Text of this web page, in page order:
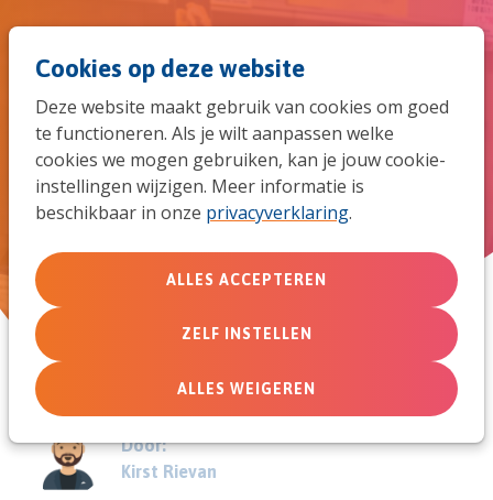
Cookies op deze website
Deze website maakt gebruik van cookies om goed
te functioneren. Als je wilt aanpassen welke
cookies we mogen gebruiken, kan je jouw cookie-
instellingen wijzigen. Meer informatie is
beschikbaar in onze privacyverklaring.
ALLES ACCEPTEREN
ZELF INSTELLEN
ALLES WEIGEREN
naar
de
De coronacrisis en de risico’s in
zending
Door:
Kirst Rievan